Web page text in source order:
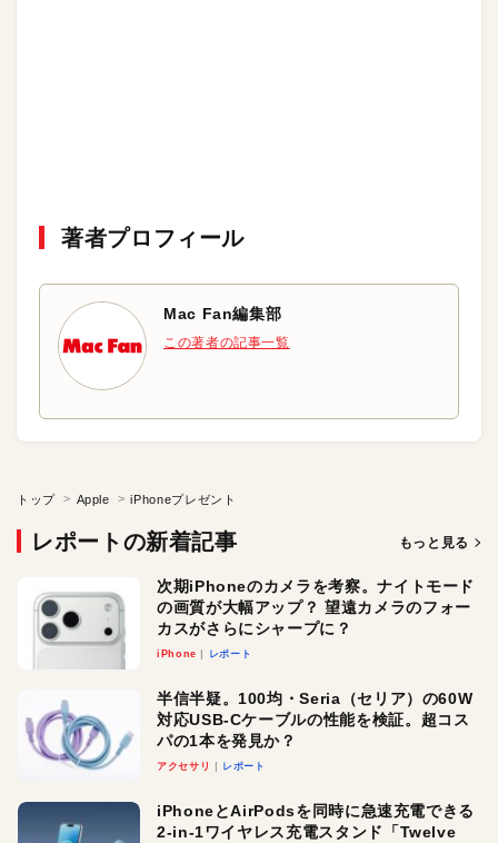
著者プロフィール
Mac Fan編集部
この著者の記事一覧
トップ Apple iPhoneプレゼント
レポートの新着記事 もっと見る
次期iPhoneのカメラを考察。ナイトモード
の画質が大幅アップ？ 望遠カメラのフォー
カスがさらにシャープに？
iPhone レポート
半信半疑。100均・Seria（セリア）の60W
対応USB-Cケーブルの性能を検証。超コス
パの1本を発見か？
アクセサリ レポート
iPhoneとAirPodsを同時に急速充電できる
2-in-1ワイヤレス充電スタンド「Twelve